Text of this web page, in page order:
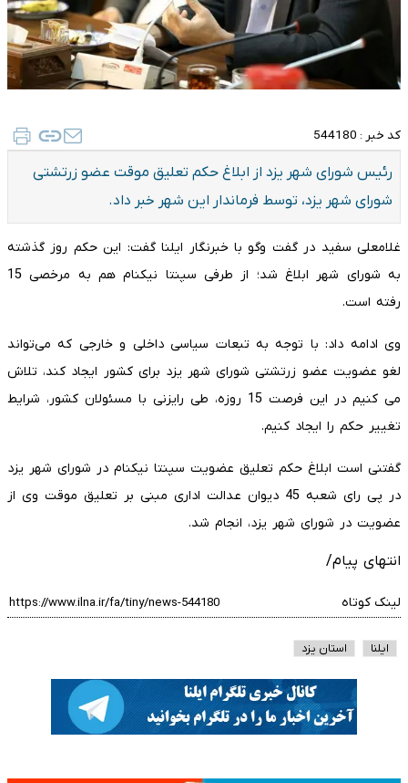
کد خبر : 544180
رئیس شورای شهر یزد از ابلاغ حکم تعلیق موقت عضو زرتشتی
شورای شهر یزد، توسط فرماندار این شهر خبر داد.
غلامعلی سفید در گفت وگو با خبرنگار ایلنا گفت: این حکم روز گذشته
به شورای شهر ابلاغ شد؛ از طرفی سپنتا نیکنام هم به مرخصی 15
رفته است.
وی ادامه داد: با توجه به تبعات سیاسی داخلی و خارجی که می‌تواند
لغو عضویت عضو زرتشتی شورای شهر یزد برای کشور ایجاد کند، تلاش
می کنیم در این فرصت 15 روزه، طی رایزنی با مسئولان کشور، شرایط
تغییر حکم را ایجاد کنیم.
گفتنی است ابلاغ حکم تعلیق عضویت سپنتا نیکنام در شورای شهر یزد
در پی رای شعبه 45 دیوان عدالت اداری مبنی بر تعلیق موقت وی از
عضویت در شورای شهر یزد، انجام شد.
انتهای پیام/
لینک کوتاه
ایلنا استان یزد